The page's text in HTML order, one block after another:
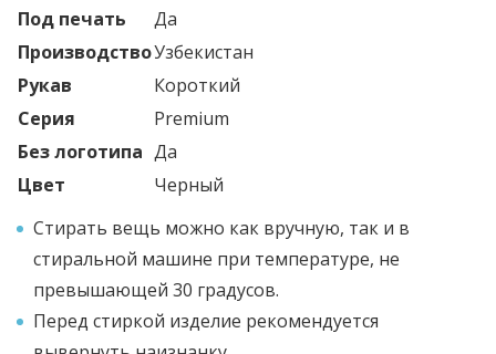
Под печать
Да
ПроизводствоУзбекистан
Рукав
Короткий
Серия
Premium
Без логотипа Да
Цвет
Черный
Стирать вещь можно как вручную, так и в
стиральной машине при температуре, не
превышающей 30 градусов.
Перед стиркой изделие рекомендуется